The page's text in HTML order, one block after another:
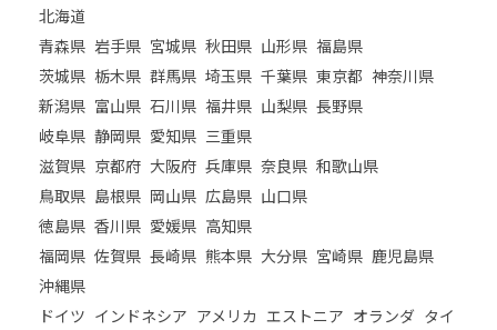
北海道
青森県 岩手県 宮城県 秋田県 山形県 福島県
茨城県 栃木県 群馬県 埼玉県 千葉県 東京都 神奈川県
新潟県 富山県 石川県 福井県 山梨県 長野県
岐阜県 静岡県 愛知県 三重県
滋賀県 京都府 大阪府 兵庫県 奈良県 和歌山県
鳥取県 島根県 岡山県 広島県 山口県
徳島県 香川県 愛媛県 高知県
福岡県 佐賀県 長崎県 熊本県 大分県 宮崎県 鹿児島県
沖縄県
ドイツ インドネシア アメリカ エストニア オランダ タイ